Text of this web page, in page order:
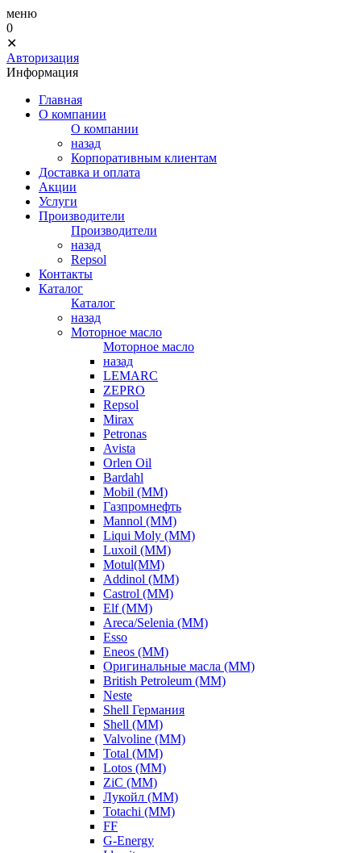
меню
0
✕
Авторизация
Информация
Главная
О компании
О компании
назад
Корпоративным клиентам
Доставка и оплата
Акции
Услуги
Производители
Производители
назад
Repsol
Контакты
Каталог
Каталог
назад
Моторное масло
Моторное масло
назад
LEMARC
ZEPRO
Repsol
Mirax
Petronas
Avista
Orlen Oil
Bardahl
Mobil (ММ)
Газпромнефть
Mannol (ММ)
Liqui Moly (ММ)
Luxoil (ММ)
Motul(ММ)
Addinol (ММ)
Castrol (ММ)
Elf (ММ)
Areca/Selenia (ММ)
Esso
Eneos (ММ)
Оригинальные масла (ММ)
British Petroleum (ММ)
Neste
Shell Германия
Shell (ММ)
Valvoline (ММ)
Total (ММ)
Lotos (ММ)
ZiC (ММ)
Лукойл (ММ)
Totachi (MM)
FF
G-Energy